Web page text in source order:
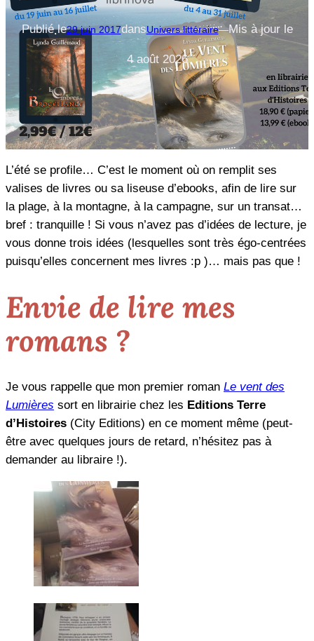
Publié le29 juin 2017dansUnivers littéraire—Mis à jour le
4 août 2026
L’été se profile… C’est le moment où on remplit ses
valises de livres ou sa liseuse d’ebooks, afin de lire sur
la plage, à la montagne, à la campagne, sur un transat…
bref : tranquille ! Si vous n’avez pas d’idées de lecture, je
vous donne trois idées (lesquelles sont très égo-centrées
puisqu’elles concernent mes livres :p )… mais pas que !
Envie de lire mes
romans ?
Je vous rappelle que mon premier roman Le vent des
Lumières sort en librairie chez les Editions Terre
d’Histoires (City Editions) en ce moment même (peut-
être avec quelques jours de retard, n’hésitez pas à
demander au libraire !).